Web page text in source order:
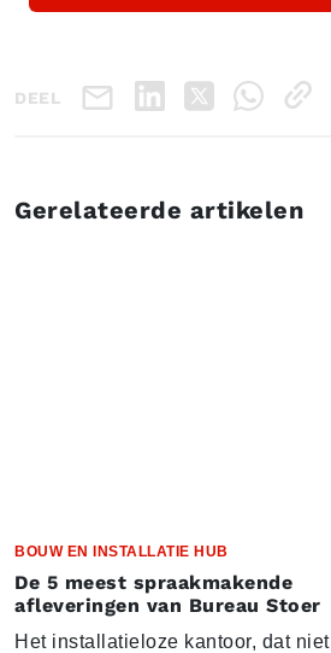
DEEL
Gerelateerde artikelen
BOUW EN INSTALLATIE HUB
De 5 meest spraakmakende
afleveringen van Bureau Stoer
Het installatieloze kantoor, dat niet